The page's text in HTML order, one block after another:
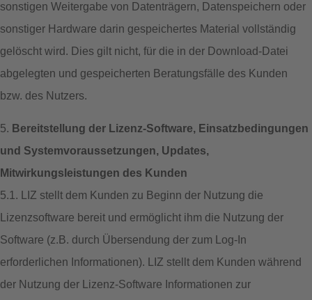
sonstigen Weitergabe von Datenträgern, Datenspeichern oder
sonstiger Hardware darin gespeichertes Material vollständig
gelöscht wird. Dies gilt nicht, für die in der Download-Datei
abgelegten und gespeicherten Beratungsfälle des Kunden
bzw. des Nutzers.
5. Bereitstellung der Lizenz-Software, Einsatzbedingungen
und Systemvoraussetzungen, Updates,
Mitwirkungsleistungen des Kunden
5.1. LIZ stellt dem Kunden zu Beginn der Nutzung die
Lizenzsoftware bereit und ermöglicht ihm die Nutzung der
Software (z.B. durch Übersendung der zum Log-In
erforderlichen Informationen). LIZ stellt dem Kunden während
der Nutzung der Lizenz-Software Informationen zur